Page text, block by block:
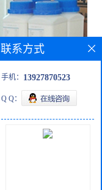
联系方式
手机： 13927870523
Q Q：